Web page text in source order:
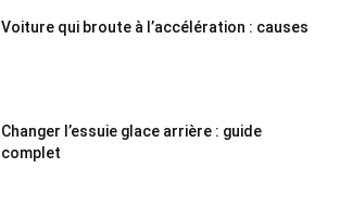
Voiture qui broute à l’accélération : causes
Changer l’essuie glace arrière : guide
complet